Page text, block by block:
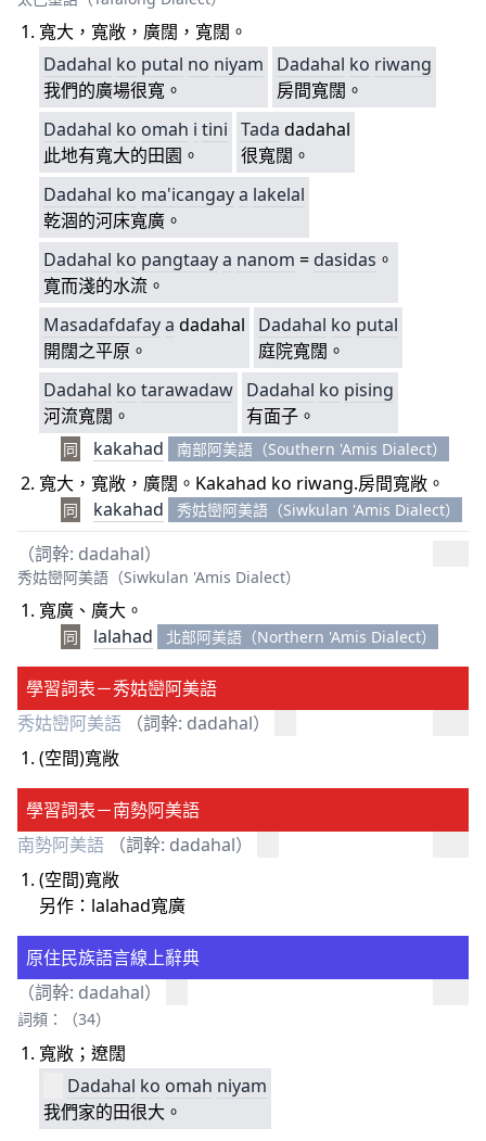
寬大，寬敞，廣闊，寬闊。
Dadahal ko putal no niyam
我們的廣場很寬。
Dadahal ko riwang
房間寬闊。
Dadahal ko omah i tini
此地有寬大的田園。
Tada dadahal
很寬闊。
Dadahal ko ma'icangaya lakelal
乾涸的河床寬廣。
Dadahal ko pangtaaya nanom = dasidas 。
寛而淺的水流。
Masadafdafaya dadahal
開闊之平原。
Dadahal ko putal
庭院寬闊。
Dadahal ko tarawadaw
河流寬闊。
Dadahal ko pising
有面子。
同 kakahad 南部阿美語（Southern 'Amis Dialect）
寬大，寬敞，廣闊。Kakahad ko riwang.房間寬敞。
同 kakahad 秀姑巒阿美語（Siwkulan 'Amis Dialect）
（詞幹: dadahal）
秀姑巒阿美語（Siwkulan 'Amis Dialect）
寬廣、廣大。
同 lalahad 北部阿美語（Northern 'Amis Dialect）
學習詞表－秀姑巒阿美語
秀姑巒阿美語
（詞幹: dadahal）
(空間)寬敞
學習詞表－南勢阿美語
南勢阿美語
（詞幹: dadahal）
(空間)寬敞
另作：lalahad寬廣
原住民族語言線上辭典
（詞幹: dadahal）
詞頻：（34）
寬敞；遼闊
Dadahal ko omah niyam
我們家的田很大。